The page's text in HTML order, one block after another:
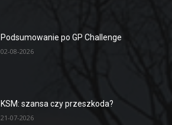
Podsumowanie po GP Challenge
02-08-2026
KSM: szansa czy przeszkoda?
21-07-2026